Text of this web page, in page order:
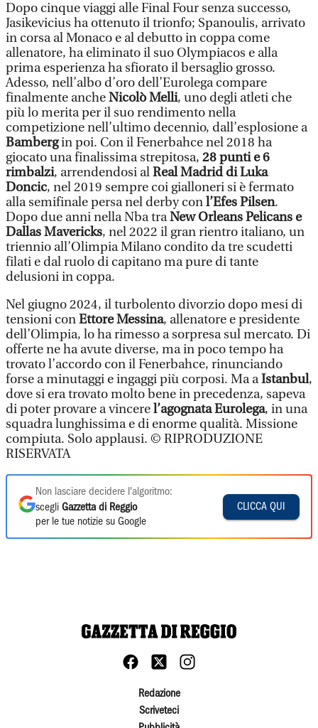
Dopo cinque viaggi alle Final Four senza successo,
Jasikevicius ha ottenuto il trionfo; Spanoulis, arrivato
in corsa al Monaco e al debutto in coppa come
allenatore, ha eliminato il suo Olympiacos e alla
prima esperienza ha sfiorato il bersaglio grosso.
Adesso, nell’albo d’oro dell’Eurolega compare
finalmente ancheNicolò Melli, uno degli atleti che
più lo merita per il suo rendimento nella
competizione nell’ultimo decennio, dall’esplosione a
Bambergin poi. Con il Fenerbahce nel 2018 ha
giocato una finalissima strepitosa, 28 punti e 6
rimbalzi, arrendendosi alReal Madrid di Luka
Doncic, nel 2019 sempre coi gialloneri si è fermato
alla semifinale persa nel derby conl’Efes Pilsen.
Dopo due anni nella Nba traNew Orleans Pelicans e
Dallas Mavericks, nel 2022 il gran rientro italiano, un
triennio all’Olimpia Milano condito da tre scudetti
filati e dal ruolo di capitano ma pure di tante
delusioni in coppa.
Nel giugno 2024, il turbolento divorzio dopo mesi di
tensioni conEttore Messina, allenatore e presidente
dell’Olimpia, lo ha rimesso a sorpresa sul mercato. Di
offerte ne ha avute diverse, ma in poco tempo ha
trovato l’accordo con il Fenerbahce, rinunciando
forse a minutaggi e ingaggi più corposi. Ma aIstanbul,
dove si era trovato molto bene in precedenza, sapeva
di poter provare a vincerel’agognata Eurolega, in una
squadra lunghissima e di enorme qualità. Missione
compiuta. Solo applausi. © RIPRODUZIONE
RISERVATA
Non lasciare decidere l'algoritmo:
scegli Gazzetta di Reggio
per le tue notizie su Google
CLICCA QUI
Redazione
Scriveteci